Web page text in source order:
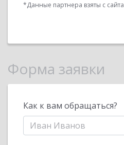
*Данные партнера взяты с сайта
Форма заявки
Как к вам обращаться?